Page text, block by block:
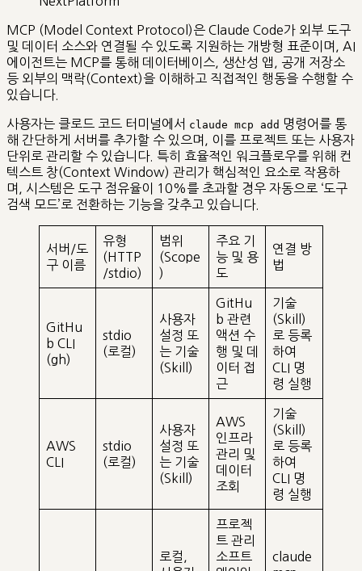
MCP (Model Context Protocol)은 Claude Code가 외부 도구
및 데이터 소스와 연결될 수 있도록 지원하는 개방형 표준이며, AI
에이전트는 MCP를 통해 데이터베이스, 생산성 앱, 공개 저장소
등 외부의 맥락(Context)을 이해하고 직접적인 행동을 수행할 수
있습니다.
사용자는 클로드 코드 터미널에서 claude mcp add 명령어를 통
해 간단하게 서버를 추가할 수 있으며, 이를 프로젝트 또는 사용자
단위로 관리할 수 있습니다. 특히 효율적인 워크플로우를 위해 컨
텍스트 창(Context Window) 관리가 핵심적인 요소로 작용하
며, 시스템은 도구 점유율이 10%를 초과할 경우 자동으로 ‘도구
검색 모드’로 전환하는 기능을 갖추고 있습니다.
서버/도
구 이름
유형
(HTTP
/stdio)
범위
(Scope
)
주요 기
능 및 용
도
연결 방
법
GitHu
b CLI
(gh)
stdio
(로컬)
사용자
설정 또
는 기술
(Skill)
GitHu
b 관련
액션 수
행 및 데
이터 접
근
기술
(Skill)
로 등록
하여
CLI 명
령 실행
AWS
CLI
stdio
(로컬)
사용자
설정 또
는 기술
(Skill)
AWS
인프라
관리 및
데이터
조회
기술
(Skill)
로 등록
하여
CLI 명
령 실행
로컬,
프로젝
트 관리
소프트
claude